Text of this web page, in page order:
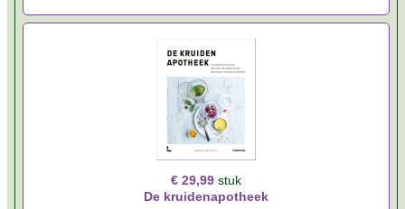
€ 29,99 stuk
De kruidenapotheek